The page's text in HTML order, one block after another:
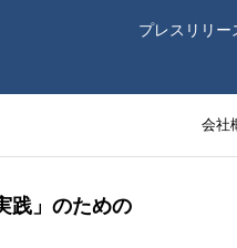
プレスリリー
会社
践」のための